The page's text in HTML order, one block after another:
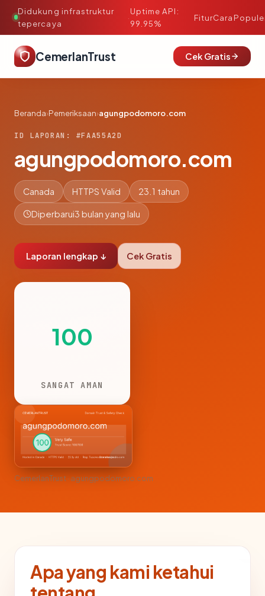
Didukung infrastruktur
tepercaya
·
Uptime API:
99.95%
FiturCara
CemerlanTrust Cek Gratis
Beranda›Pemeriksaan›agungpodomoro.com
ID LAPORAN: #FAA55A2D
agungpodomoro.com
Canada HTTPS Valid 23.1 tahun
Diperbarui3 bulan yang lalu
Laporan lengkap ↓ Cek Gratis
100
SANGAT AMAN
CemerlanTrust · agungpodomoro.com
Apa yang kami ketahui